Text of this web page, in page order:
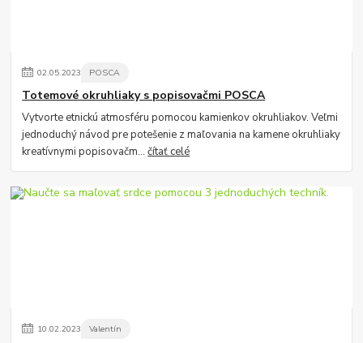
02.05.2023 POSCA
Totemové okruhliaky s popisovačmi POSCA
Vytvorte etnickú atmosféru pomocou kamienkov okruhliakov. Veľmi
jednoduchý návod pre potešenie z maľovania na kamene okruhliaky
kreatívnymi popisovačm...čítať celé
10.02.2023 Valentín